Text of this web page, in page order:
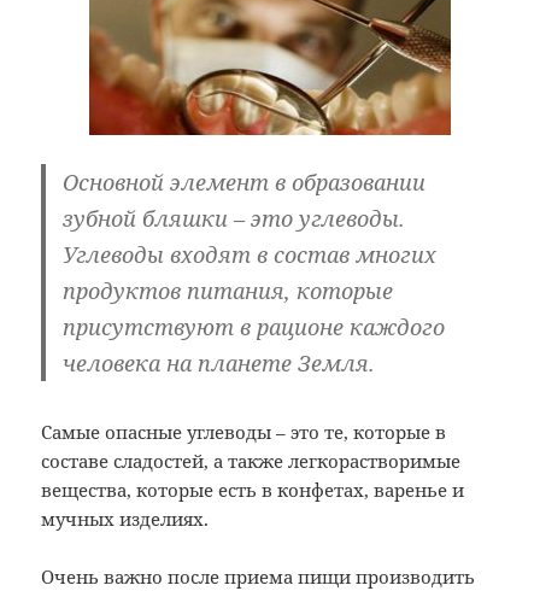
Основной элемент в образовании
зубной бляшки – это углеводы.
Углеводы входят в состав многих
продуктов питания, которые
присутствуют в рационе каждого
человека на планете Земля.
Самые опасные углеводы – это те, которые в
составе сладостей, а также легкорастворимые
вещества, которые есть в конфетах, варенье и
мучных изделиях.
Очень важно после приема пищи производить